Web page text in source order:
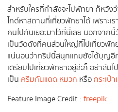
สำหรับใครที่กำลังจะไปพัทยา ก็หวัง
ไกด์หาสถานที่เที่ยวพัทยาได้ เพราะ
คนไปกันเยอะมาไว้ที่นี่เลย นอกจาก
เป็นวัดดังที่คนส่วนใหญ่ที่ไปเที่ยวพัท
แน่นอนว่าทริปนี้สนุกแถมยังได้บุญอี
เตรียมไปเที่ยวพัทยาอยู่ล่ะก็ อย่าลืม
เป็น ครีมกันแดด หมวก หรือ กระเป๋
Feature Image Credit : freepik